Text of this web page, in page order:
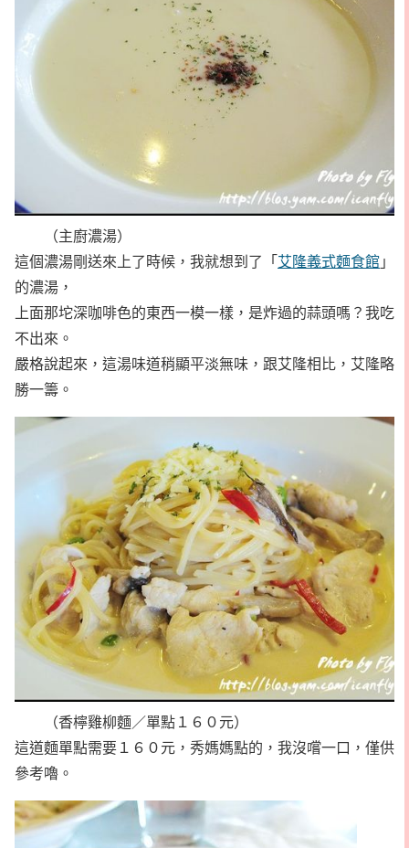
（主廚濃湯）
這個濃湯剛送來上了時候，我就想到了「艾隆義式麵食館」
的濃湯，
上面那坨深咖啡色的東西一模一樣，是炸過的蒜頭嗎？我吃
不出來。
嚴格說起來，這湯味道稍顯平淡無味，跟艾隆相比，艾隆略
勝一籌。
（香檸雞柳麵／單點１６０元）
這道麵單點需要１６０元，秀媽媽點的，我沒嚐一口，僅供
參考嚕。